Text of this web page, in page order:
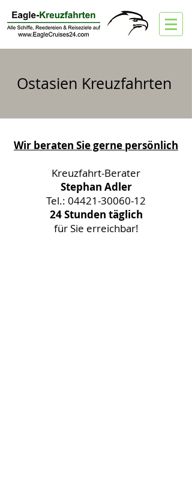
Ostasien Kreuzfahrten
Wir beraten Sie gerne persönlich
Kreuzfahrt-Berater
Stephan Adler
Tel.: 04421-30060-12
24 Stunden täglich
für Sie erreichbar!